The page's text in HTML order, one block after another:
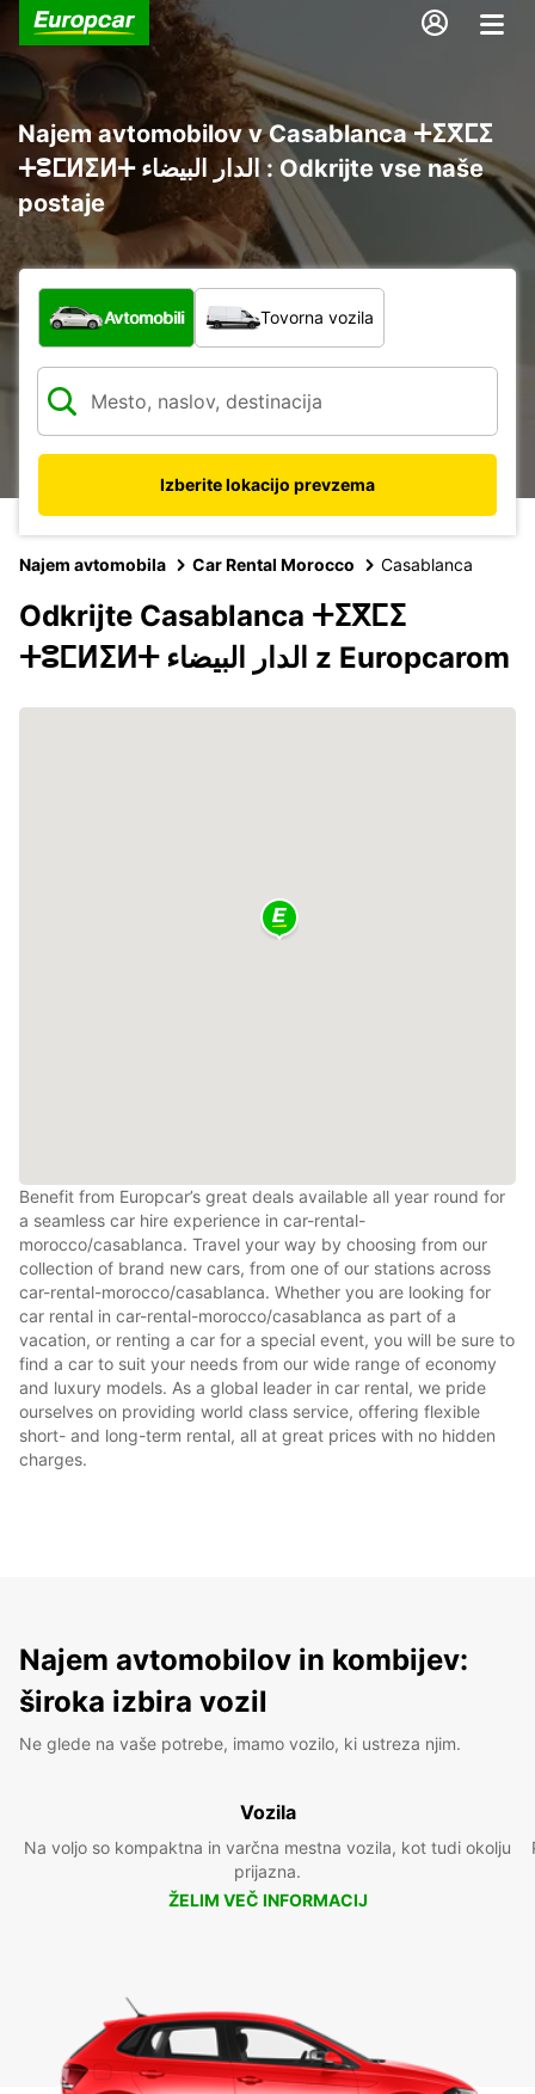
Najem avtomobilov v Casablanca ⵜⵉⴳⵎⵉ
ⵜⵓⵎⵍⵉⵍⵜ الدار البيضاء : Odkrijte vse naše
postaje
Katera vrsta vozila?
Avtomobili Tovorna vozila
Izberite lokacijo prevzema
Najem avtomobila Car Rental Morocco Casablanca
Odkrijte Casablanca ⵜⵉⴳⵎⵉ
ⵜⵓⵎⵍⵉⵍⵜ الدار البيضاء z Europcarom
Benefit from Europcar’s great deals available all year round for
a seamless car hire experience in car-rental-
morocco/casablanca. Travel your way by choosing from our
collection of brand new cars, from one of our stations across
car-rental-morocco/casablanca. Whether you are looking for
car rental in car-rental-morocco/casablanca as part of a
vacation, or renting a car for a special event, you will be sure to
find a car to suit your needs from our wide range of economy
and luxury models. As a global leader in car rental, we pride
ourselves on providing world class service, offering flexible
short- and long-term rental, all at great prices with no hidden
charges.
Najem avtomobilov in kombijev:
široka izbira vozil
Ne glede na vaše potrebe, imamo vozilo, ki ustreza njim.
Vozila
Na voljo so kompaktna in varčna mestna vozila, kot tudi okolju
prijazna.
ŽELIM VEČ INFORMACIJ